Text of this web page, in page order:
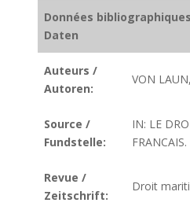
Données
Daten
Auteurs /
Autoren:
VON
Source /
Fundstelle:
IN: LE
Revue /
Zeitschrift:
Droit